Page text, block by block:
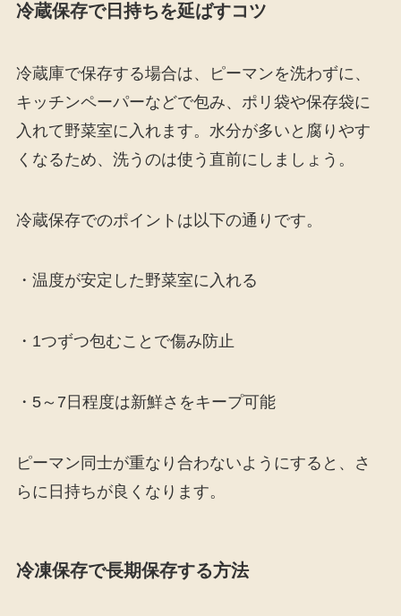
冷蔵保存で日持ちを延ばすコツ
冷蔵庫で保存する場合は、ピーマンを洗わずに、
キッチンペーパーなどで包み、ポリ袋や保存袋に
入れて野菜室に入れます。水分が多いと腐りやす
くなるため、洗うのは使う直前にしましょう。
冷蔵保存でのポイントは以下の通りです。
・温度が安定した野菜室に入れる
・1つずつ包むことで傷み防止
・5～7日程度は新鮮さをキープ可能
ピーマン同士が重なり合わないようにすると、さ
らに日持ちが良くなります。
冷凍保存で長期保存する方法